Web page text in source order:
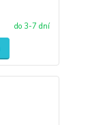
do 3-7 dní